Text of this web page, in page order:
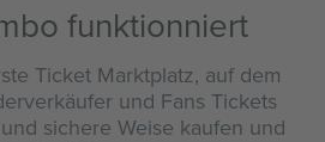
funktionniert
Ticket Marktplatz, auf dem
und Fans Tickets
sichere Weise kaufen und